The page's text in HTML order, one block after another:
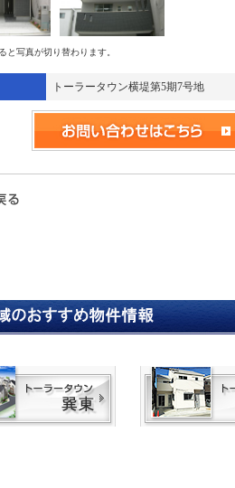
と写真が切り替わります。
トーラータウン横堤第5期7号地